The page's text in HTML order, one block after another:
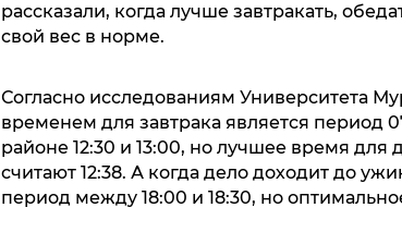
рассказали, когда лучше завтракать,
свой вес в норме.
Согласно исследованиям Университета
временем для завтрака является период
районе 12:30 и 13:00, но лучшее время
считают 12:38. А когда дело доходит до
период между 18:00 и 18:30, но